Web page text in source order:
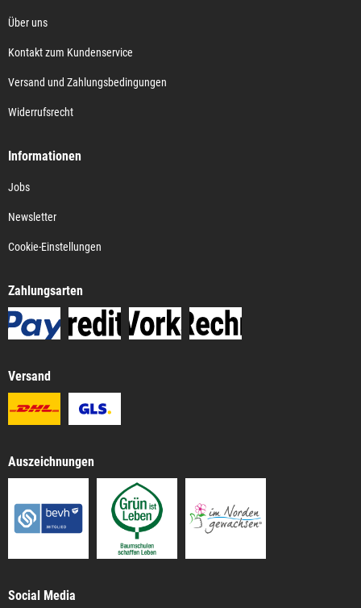
Über uns
Kontakt zum Kundenservice
Versand und Zahlungsbedingungen
Widerrufsrecht
Informationen
Jobs
Newsletter
Cookie-Einstellungen
Zahlungsarten
Versand
Auszeichnungen
Social Media